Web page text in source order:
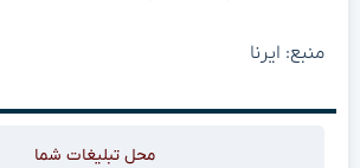
منبع: ایرنا
محل تبلیغات شما